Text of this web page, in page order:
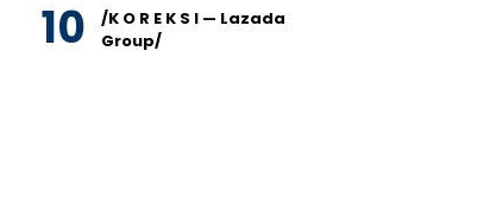
/K O R E K S I — Lazada
Group/